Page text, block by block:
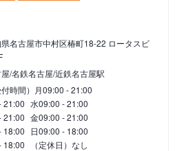
名古屋市中村区椿町18-22 ロータスビ
/名鉄名古屋/近鉄名古屋駅
付時間） 月09:00 - 21:00
21:00 水09:00 - 21:00
21:00 金09:00 - 21:00
18:00 日09:00 - 18:00
18:00 （定休日）なし